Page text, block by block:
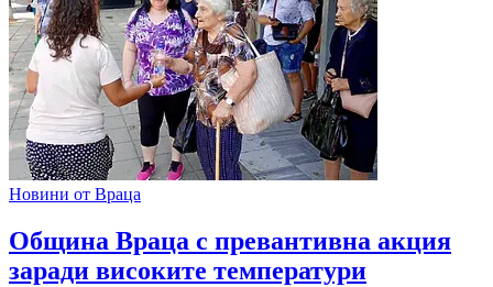
Новини от Враца
Община Враца с превантивна акция
заради високите температури